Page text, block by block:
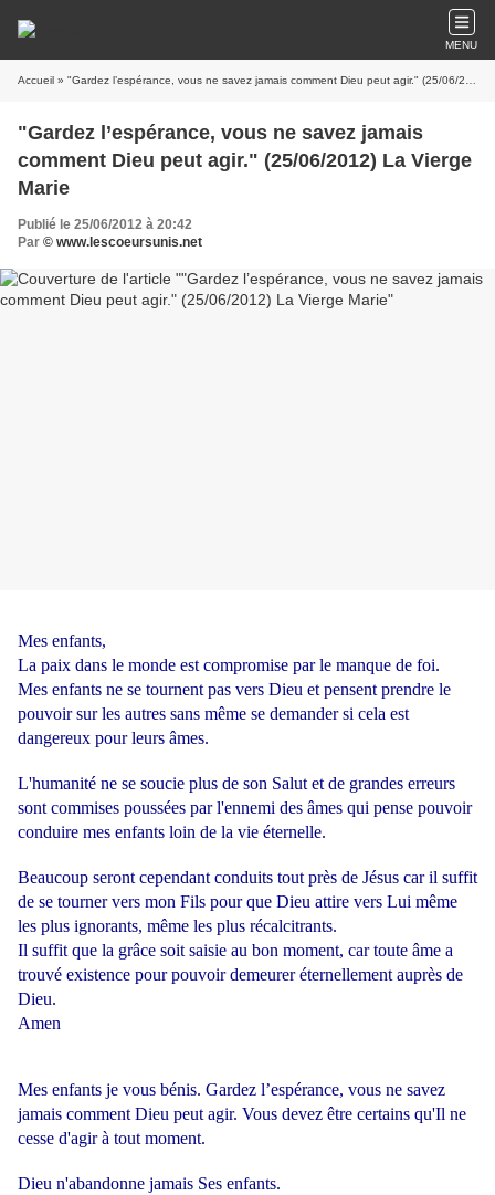
MENU
Accueil » "Gardez l’espérance, vous ne savez jamais comment Dieu peut agir." (25/06/2012) La Vierge Marie
"Gardez l’espérance, vous ne savez jamais
comment Dieu peut agir." (25/06/2012) La Vierge
Marie
Publié le 25/06/2012 à 20:42
Par © www.lescoeursunis.net
Mes enfants,
La paix dans le monde est compromise par le manque de foi.
Mes enfants ne se tournent pas vers Dieu et pensent prendre le
pouvoir sur les autres sans même se demander si cela est
dangereux pour leurs âmes.
L'humanité ne se soucie plus de son Salut et de grandes erreurs
sont commises poussées par l'ennemi des âmes qui pense pouvoir
conduire mes enfants loin de la vie éternelle.
Beaucoup seront cependant conduits tout près de Jésus car il suffit
de se tourner vers mon Fils pour que Dieu attire vers Lui même
les plus ignorants, même les plus récalcitrants.
Il suffit que la grâce soit saisie au bon moment, car toute âme a
trouvé existence pour pouvoir demeurer éternellement auprès de
Dieu.
Amen
Mes enfants je vous bénis. Gardez l’espérance, vous ne savez
jamais comment Dieu peut agir. Vous devez être certains qu'Il ne
cesse d'agir à tout moment.
Dieu n'abandonne jamais Ses enfants.